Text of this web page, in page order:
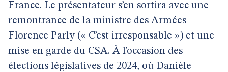
France. Le présentateur s’en sortira avec une
remontrance de la ministre des Armées
Florence Parly (« C’est irresponsable ») et une
mise en garde du CSA. À l’occasion des
élections législatives de 2024, où Danièle